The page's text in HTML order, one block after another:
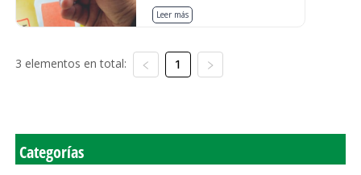
Leer más
3 elementos en total: 1
Categorías